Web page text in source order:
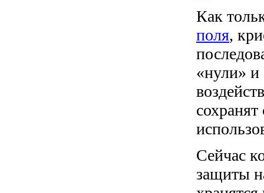
Как
поля,
«нули»
Сейчас
защиты